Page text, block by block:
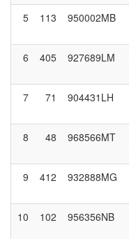
5 113 950002MB
6
405 927689LM
7 71 904431LH
8 48 968566MT
9
412 932888MG
10
102 956356NB